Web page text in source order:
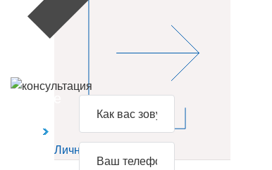
Личный кабинет
Задайте
вопрос